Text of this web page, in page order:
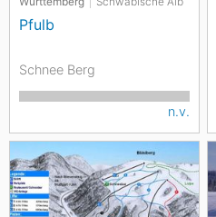
Pfulb
Schnee Berg
n.v.